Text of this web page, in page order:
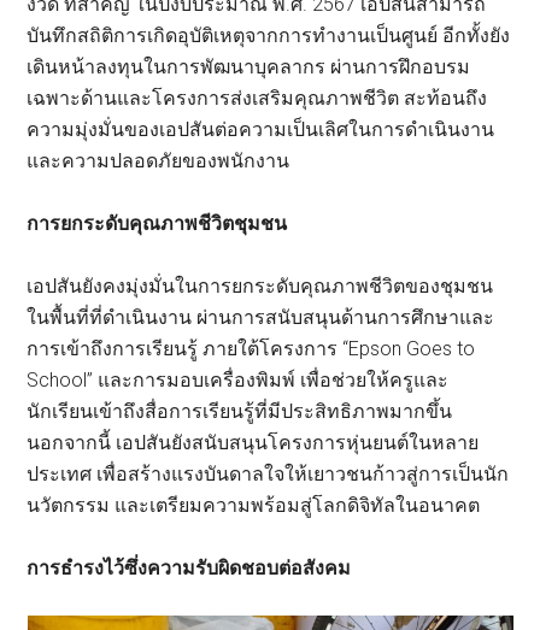
บันทึกสถิติการเกิดอุบัติเหตุจากการทำงานเป็นศูนย์ อีกทั้งยัง
เดินหน้าลงทุนในการพัฒนาบุคลากร ผ่านการฝึกอบรม
เฉพาะด้านและโครงการส่งเสริมคุณภาพชีวิต สะท้อนถึง
ความมุ่งมั่นของเอปสันต่อความเป็นเลิศในการดำเนินงาน
และความปลอดภัยของพนักงาน
การยกระดับคุณภาพชีวิตชุมชน
เอปสันยังคงมุ่งมั่นในการยกระดับคุณภาพชีวิตของชุมชน
ในพื้นที่ที่ดำเนินงาน ผ่านการสนับสนุนด้านการศึกษาและ
การเข้าถึงการเรียนรู้ ภายใต้โครงการ “Epson Goes to
School” และการมอบเครื่องพิมพ์ เพื่อช่วยให้ครูและ
นักเรียนเข้าถึงสื่อการเรียนรู้ที่มีประสิทธิภาพมากขึ้น
นอกจากนี้ เอปสันยังสนับสนุนโครงการหุ่นยนต์ในหลาย
ประเทศ เพื่อสร้างแรงบันดาลใจให้เยาวชนก้าวสู่การเป็นนัก
นวัตกรรม และเตรียมความพร้อมสู่โลกดิจิทัลในอนาคต
การธำรงไว้ซึ่งความรับผิดชอบต่อสังคม